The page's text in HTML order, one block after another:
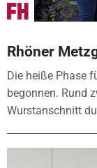
Rhöner
Die heiße Phase
begonnen. Rund
Wurstanschnitt